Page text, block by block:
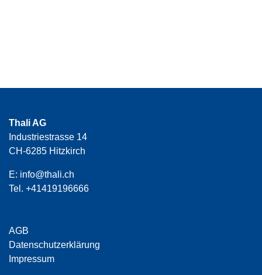
Thali AG
Industriestrasse 14
CH-6285 Hitzkirch
E: info@thali.ch
Tel. +41419196666
AGB
Datenschutzerklärung
Impressum